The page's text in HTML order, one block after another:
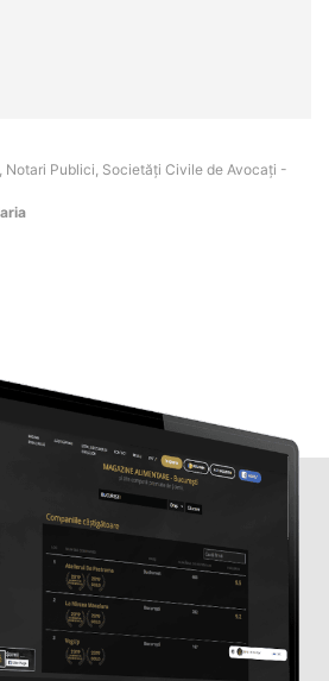
Notari Publici, Societăți Civile de Avocați -